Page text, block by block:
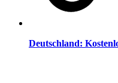
Deutschland: